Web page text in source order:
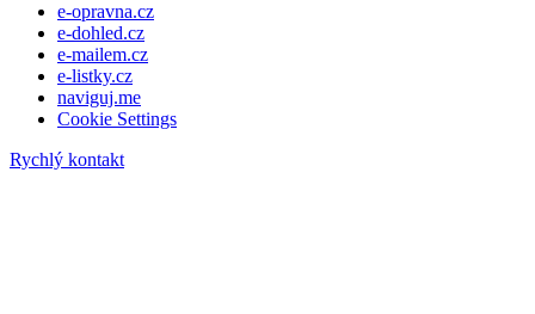
e-opravna.cz
e-dohled.cz
e-mailem.cz
e-listky.cz
naviguj.me
Cookie Settings
Rychlý kontakt